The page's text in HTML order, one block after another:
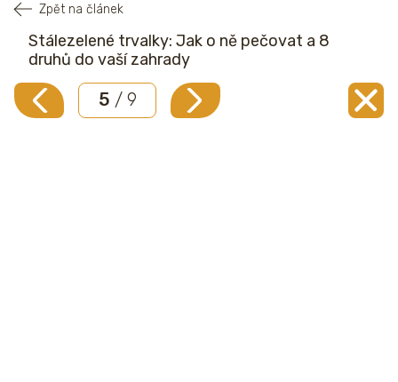
Zpět na článek
Stálezelené trvalky: Jak o ně pečovat a 8
druhů do vaší zahrady
5 / 9